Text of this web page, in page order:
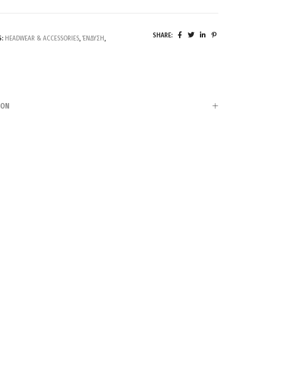
HEADWEAR & ACCESSORIES, ΈΝΔΥΣΗ,
SHARE: